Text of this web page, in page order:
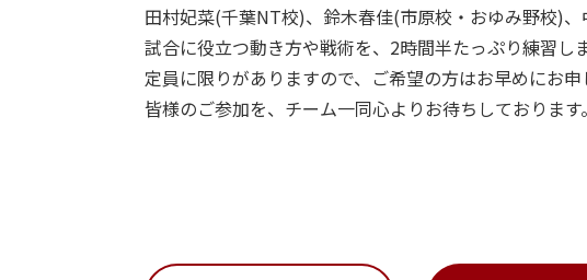
田村妃菜(千葉NT校)、鈴木春佳(市原校・おゆみ野校)、
試合に役立つ動き方や戦術を、2時間半たっぷり練習し
定員に限りがありますので、ご希望の方はお早めにお申
皆様のご参加を、チーム一同心よりお待ちしております。